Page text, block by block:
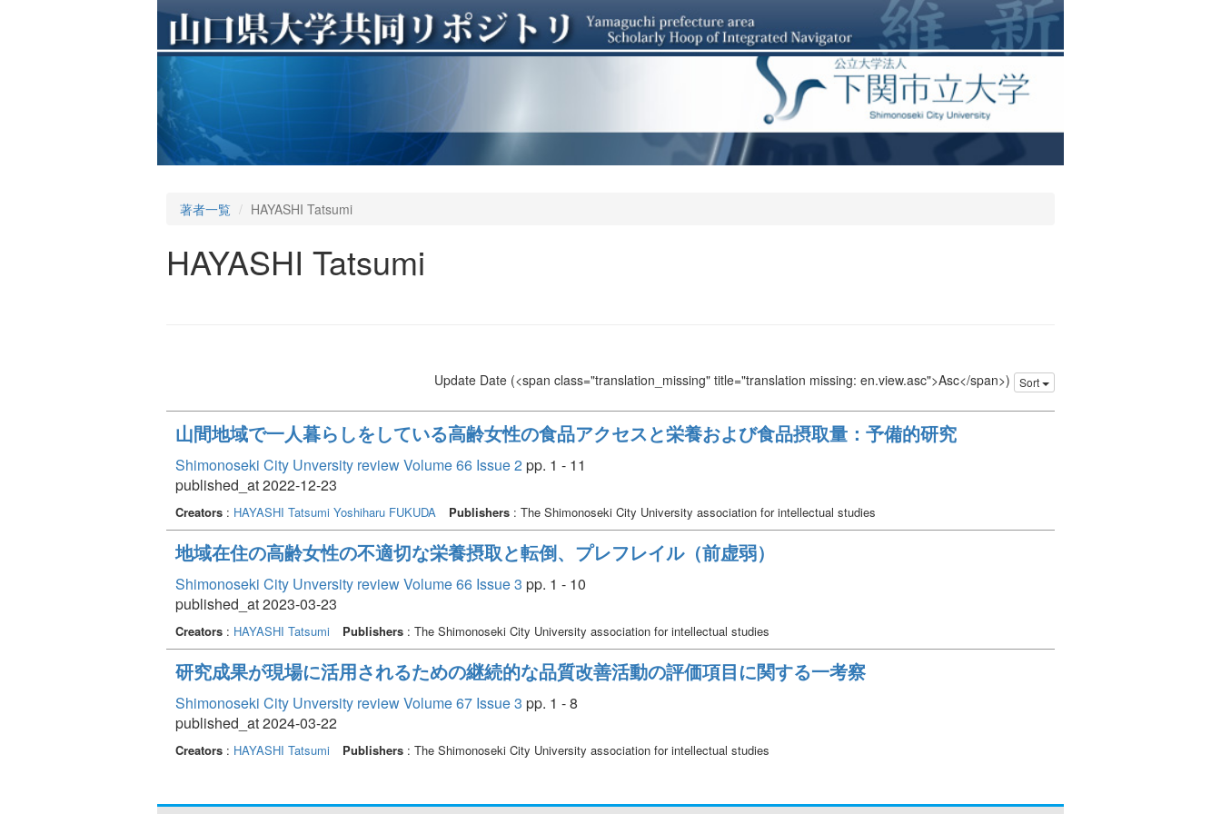
著者一覧 HAYASHI Tatsumi
HAYASHI Tatsumi
Update Date (<span class="translation_missing" title="translation missing: en.view.asc">Asc</span>) Sort
山間地域で一人暮らしをしている高齢女性の食品アクセスと栄養および食品摂取量：予備的研究
Shimonoseki City Unversity review Volume 66 Issue 2pp. 1 - 11
published_at 2022-12-23
Creators : HAYASHI Tatsumi Yoshiharu FUKUDA Publishers : The Shimonoseki City University association for intellectual studies
地域在住の高齢女性の不適切な栄養摂取と転倒、プレフレイル（前虚弱）
Shimonoseki City Unversity review Volume 66 Issue 3 pp. 1 - 10
published_at 2023-03-23
Creators : HAYASHI Tatsumi Publishers : The Shimonoseki City University association for intellectual studies
研究成果が現場に活用されるための継続的な品質改善活動の評価項目に関する一考察
Shimonoseki City Unversity review Volume 67 Issue 3 pp. 1 - 8
published_at 2024-03-22
Creators : HAYASHI Tatsumi Publishers : The Shimonoseki City University association for intellectual studies